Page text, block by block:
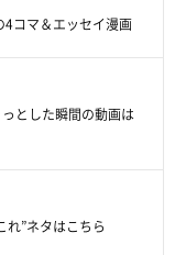
4コマ＆エッセイ漫画
とした瞬間の動画は
れ”ネタはこちら